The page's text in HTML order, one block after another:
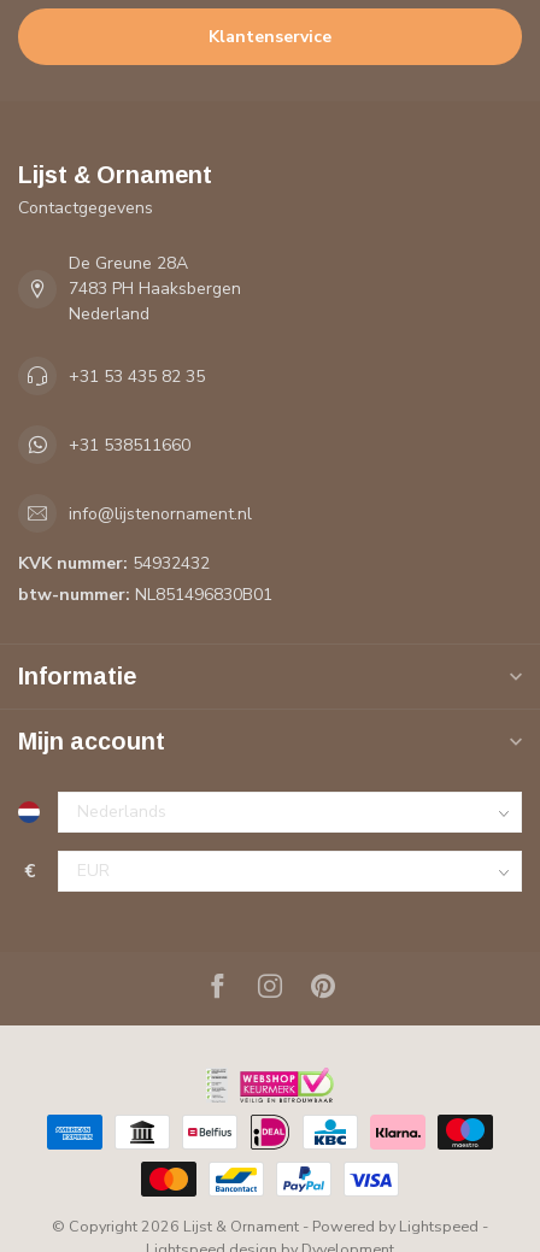
Klantenservice
Lijst & Ornament
Contactgegevens
De Greune 28A
7483 PH Haaksbergen
Nederland
+31 53 435 82 35
+31 538511660
info@lijstenornament.nl
KVK nummer: 54932432
btw-nummer: NL851496830B01
Informatie
Mijn account
€
© Copyright 2026 Lijst & Ornament - Powered by Lightspeed -